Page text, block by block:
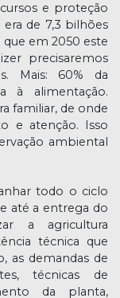
e proteção
era de 7,3 bilhões
que em 2050 este
precisaremos
Mais: 60% da
à alimentação.
familiar, de onde
e atenção. Isso
ambiental
todo o ciclo
até a entrega do
a agricultura
técnica que
as demandas de
técnicas de
da planta,